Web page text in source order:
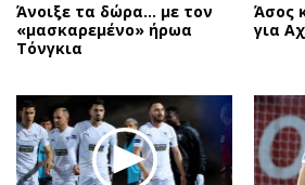
Άνοιξε τα δώρα… με τον
«μασκαρεμένο» ήρωα
Τόνγκια
Άσος
για